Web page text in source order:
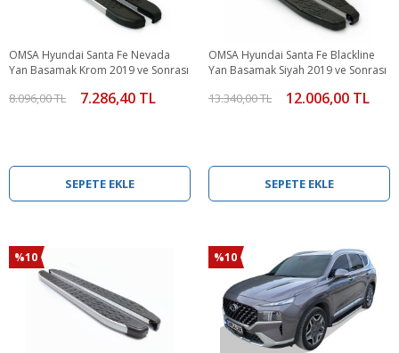
OMSA Hyundai Santa Fe Nevada
Yan Basamak Krom 2019 ve Sonrası
8.096,00 TL 7.286,40 TL
SEPETE EKLE
OMSA Hyundai Santa Fe Blackline
Yan Basamak Siyah 2019 ve Sonrası
13.340,00 TL 12.006,00 TL
SEPETE EKLE
%10 %10